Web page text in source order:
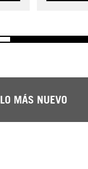
LO MÁS NUEVO